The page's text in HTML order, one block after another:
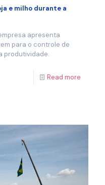
e milho durante a
apresenta
para o controle de
produtividade.
Read more